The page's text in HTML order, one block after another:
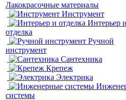
Лакокрасочные материалы
Инструмент
Интерьер и
отделка
Ручной
инструмент
Сантехника
Крепеж
Электрика
системы